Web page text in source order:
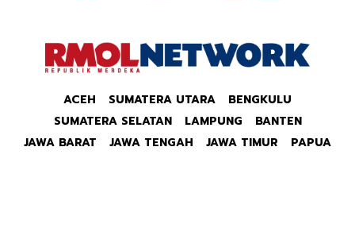
ACEH SUMATERA UTARA
BENGKULU
SUMATERA SELATAN
LAMPUNG
BANTEN
JAWA BARAT
JAWA TENGAH JAWA TIMUR PAPUA